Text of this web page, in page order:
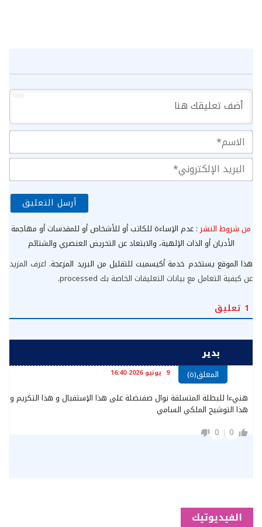
1000
من شروط النشر : عدم الإساءة للكاتب أو للأشخاص أو للمقدسات أو مهاجمة
الأديان أو الذات الإلهية، والابتعاد عن التحريض العنصري والشتائم
هذا الموقع يستخدم خدمة أكيسميت للتقليل من البريد المزعجة. اعرف المزيد
عن كيفية التعامل مع بيانات التعليقات الخاصة بك processed
.
1 تعليق
بدير
المعلق(ة) 9 يونيو 2026 16:40
هنيءا للبطلة المتسلقة نوال صفنضلة على هذا الإستقبال و هذا التكريم و
هذا التوشيح الملكي السامي
0
0
الفيديوتيك